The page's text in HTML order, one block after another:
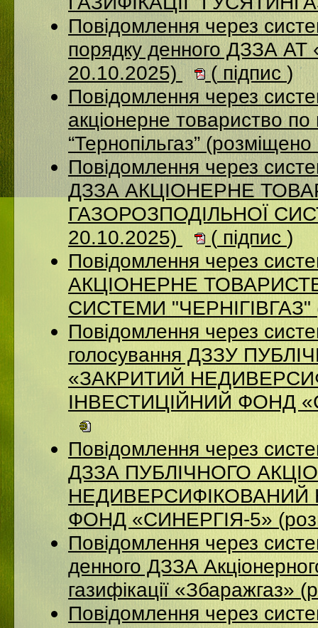
Повідомлення через
порядку денного ДЗЗА АТ
20.10.2025)
( підпис )
Повідомлення через
акціонерне товариство по
“Тернопільгаз”
Повідомлення через
ДЗЗА АКЦІОНЕРНЕ
ГАЗОРОЗПОДІЛЬНОЇ
20.10.2025)
( підпис )
Повідомлення через
АКЦІОНЕРНЕ
СИСТЕМИ "ЧЕРНІГІВГАЗ"
Повідомлення через
голосування ДЗЗУ
«ЗАКРИТИЙ
ІНВЕСТИЦІЙНИЙ ФОНД
Повідомлення через
ДЗЗА ПУБЛІЧНОГО
НЕДИВЕРСИФІКОВАНИЙ
ФОНД «СИНЕРГІЯ-5»
Повідомлення через
денного ДЗЗА
газифікації
Повідомлення через